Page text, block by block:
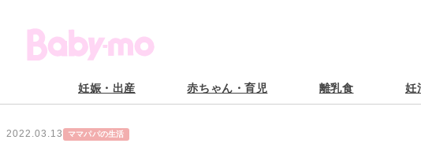
妊娠・出産 赤ちゃん・育児 離乳食 妊
2022.03.13 ママパパの生活